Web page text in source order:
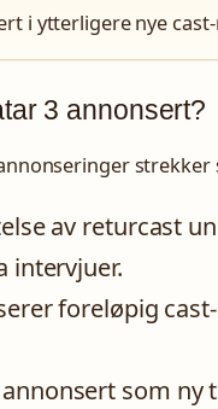
i ytterligere nye
3 annonsert?
av returcast
intervjuer.
foreløpig
som ny